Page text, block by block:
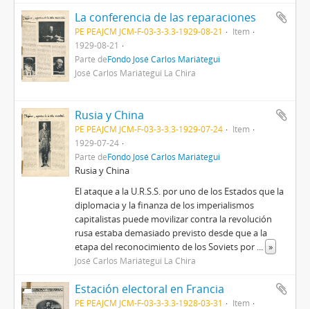
La conferencia de las reparaciones
PE PEAJCM JCM-F-03-3-3.3-1929-08-21
Item
1929-08-21
Parte deFondo José Carlos Mariátegui
José Carlos Mariátegui La Chira
Rusia y China
PE PEAJCM JCM-F-03-3-3.3-1929-07-24
Item
1929-07-24
Parte deFondo José Carlos Mariátegui
Rusia y China
El ataque a la U.R.S.S. por uno de los Estados que la
diplomacia y la finanza de los imperialismos
capitalistas puede movilizar contra la revolución
rusa estaba demasiado previsto desde que a la
etapa del reconocimiento de los Soviets por ... »
José Carlos Mariátegui La Chira
Estación electoral en Francia
PE PEAJCM JCM-F-03-3-3.3-1928-03-31
Item